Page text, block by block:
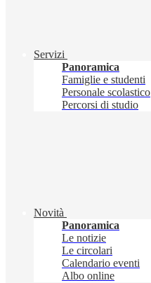
Servizi
Panoramica
Famiglie e studenti
Personale scolastico
Percorsi di studio
Novità
Panoramica
Le notizie
Le circolari
Calendario eventi
Albo online